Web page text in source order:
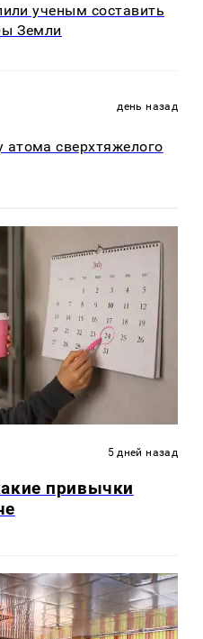
ученым составить
Земли
день назад
сверхтяжелого
5 дней назад
привычки